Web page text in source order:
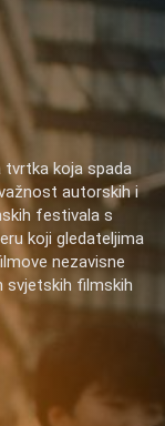
tvrtka koja spada
autorskih i
festivala s
koji gledateljima
nezavisne
svjetskih filmskih